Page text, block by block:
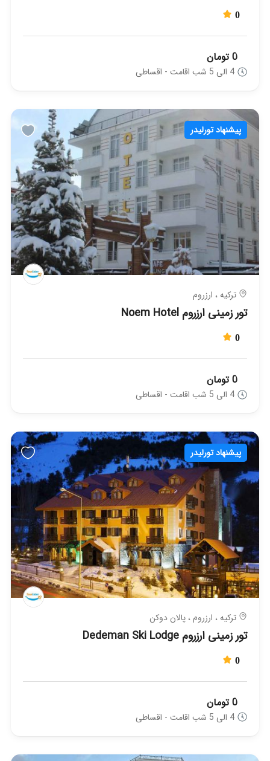
0
0 تومان
4 الی 5 شب اقامت - اقساطی
پیشنهاد تورلیدر
ترکیه ، ارزروم
تور زمینی ارزروم Noem Hotel
0
0 تومان
4 الی 5 شب اقامت - اقساطی
پیشنهاد تورلیدر
ترکیه ، ارزروم ، پالان دوکن
تور زمینی ارزروم Dedeman Ski Lodge
0
0 تومان
4 الی 5 شب اقامت - اقساطی